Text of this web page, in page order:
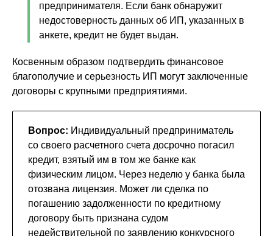
предпринимателя. Если банк обнаружит
недостоверность данных об ИП, указанных в
анкете, кредит не будет выдан.
Косвенным образом подтвердить финансовое
благополучие и серьезность ИП могут заключенные
договоры с крупными предприятиями.
Вопрос: Индивидуальный предприниматель
со своего расчетного счета досрочно погасил
кредит, взятый им в том же банке как
физическим лицом. Через неделю у банка была
отозвана лицензия. Может ли сделка по
погашению задолженности по кредитному
договору быть признана судом
недействительной по заявлению конкурсного